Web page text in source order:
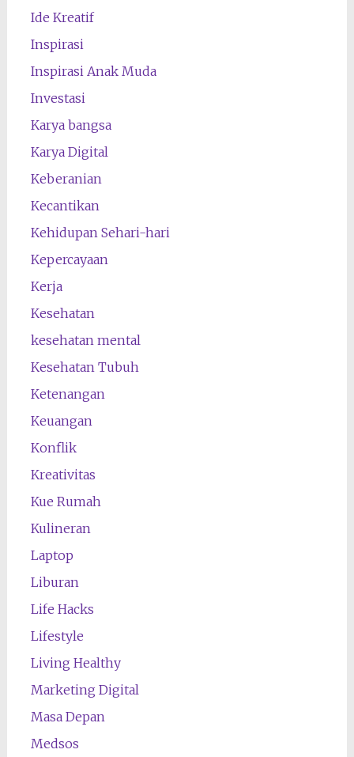
Ide Kreatif
Inspirasi
Inspirasi Anak Muda
Investasi
Karya bangsa
Karya Digital
Keberanian
Kecantikan
Kehidupan Sehari-hari
Kepercayaan
Kerja
Kesehatan
kesehatan mental
Kesehatan Tubuh
Ketenangan
Keuangan
Konflik
Kreativitas
Kue Rumah
Kulineran
Laptop
Liburan
Life Hacks
Lifestyle
Living Healthy
Marketing Digital
Masa Depan
Medsos